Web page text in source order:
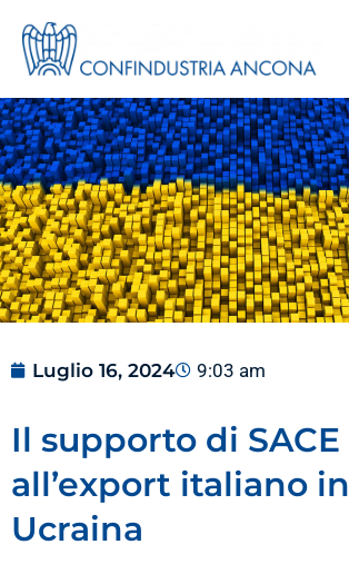
Luglio 16, 2024 9:03 am
Il supporto di SACE
all’export italiano in
Ucraina